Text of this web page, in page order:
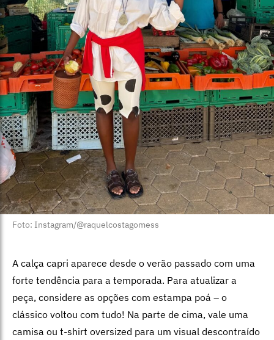
Foto: Instagram/@raquelcostagomess
A calça capri aparece desde o verão passado com uma
forte tendência para a temporada. Para atualizar a
peça, considere as opções com estampa poá – o
clássico voltou com tudo! Na parte de cima, vale uma
camisa ou t-shirt oversized para um visual descontraído